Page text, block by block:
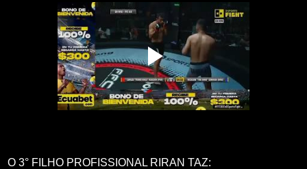
O 3° FILHO PROFISSIONAL RIRAN TAZ: